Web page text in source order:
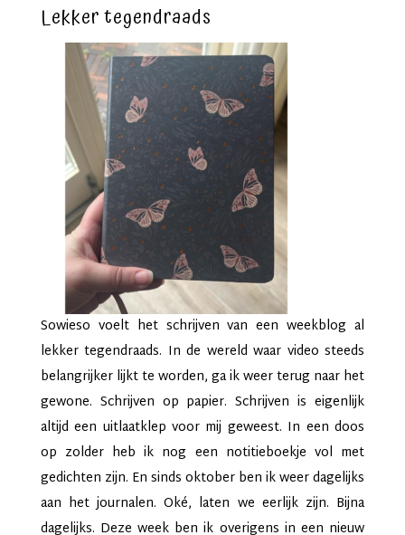
Lekker tegendraads
Sowieso voelt het schrijven van een weekblog al
lekker tegendraads. In de wereld waar video steeds
belangrijker lijkt te worden, ga ik weer terug naar het
gewone. Schrijven op papier. Schrijven is eigenlijk
altijd een uitlaatklep voor mij geweest. In een doos
op zolder heb ik nog een notitieboekje vol met
gedichten zijn. En sinds oktober ben ik weer dagelijks
aan het journalen. Oké, laten we eerlijk zijn. Bijna
dagelijks. Deze week ben ik overigens in een nieuw